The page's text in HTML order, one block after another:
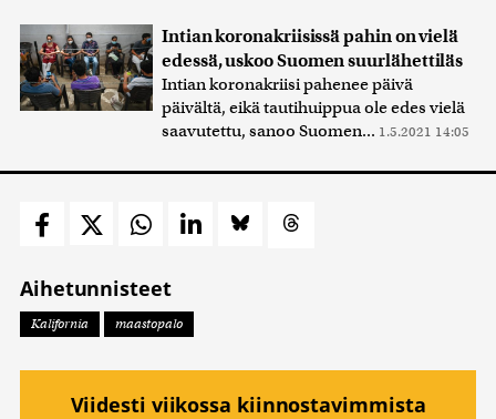
Intian koronakriisissä pahin on vielä
edessä, uskoo Suomen suurlähettiläs
Intian koronakriisi pahenee päivä
päivältä, eikä tautihuippua ole edes vielä
saavutettu, sanoo Suomen... 1.5.2021 14:05
Aihetunnisteet
Kalifornia maastopalo
Viidesti viikossa kiinnostavimmista